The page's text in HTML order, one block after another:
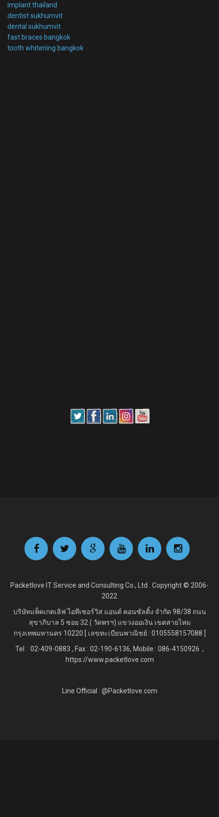
implant thailand
dentist sukhumvit
dental sukhumvit
fast braces bangkok
tooth whitening bangkok
Packetlove IT Service and Consulting Co., Ltd . Copyright © 2006-
2022
บริษัทแพ็คเกตเลิฟ ไอทีเซอร์วิส แอนด์ คอนซัลติ้ง จำกัด 98/38 ถนน
สุขาภิบาล 5 ซอย 32 ( วัดพรฯ) แขวงออเงิน เขตสายไหม
กรุงเทพมหานคร 10220 [ เลขทะเบียนพาณิชย์ : 0105558157088 ]
Tel : 02-409-0883 , Fax : 02-190-6136, Mobile : 086-4150926 ,
https://www.packetlove.com
Line Official : @Packetlove.com